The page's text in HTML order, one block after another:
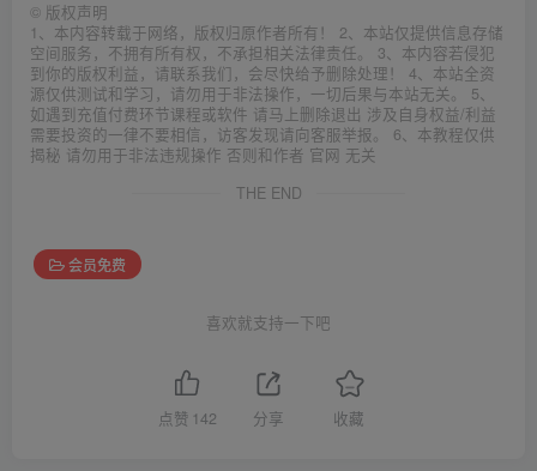
© 版权声明
1、本内容转载于网络，版权归原作者所有！ 2、本站仅提供信息存储
空间服务，不拥有所有权，不承担相关法律责任。 3、本内容若侵犯
到你的版权利益，请联系我们，会尽快给予删除处理！ 4、本站全资
源仅供测试和学习，请勿用于非法操作，一切后果与本站无关。 5、
如遇到充值付费环节课程或软件 请马上删除退出 涉及自身权益/利益
需要投资的一律不要相信，访客发现请向客服举报。 6、本教程仅供
揭秘 请勿用于非法违规操作 否则和作者 官网 无关
THE END
会员免费
喜欢就支持一下吧
点赞 142 分享 收藏